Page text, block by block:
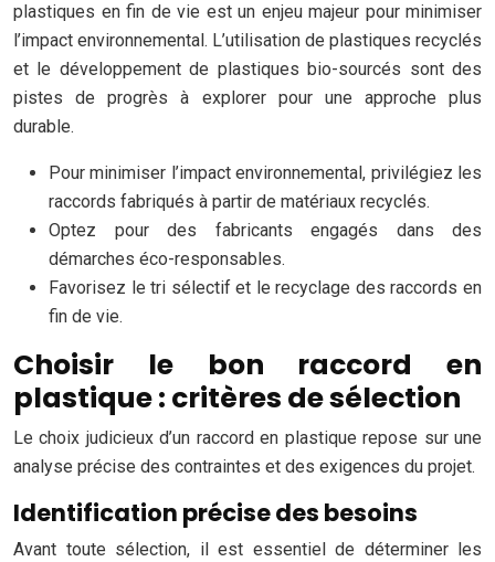
plastiques en fin de vie est un enjeu majeur pour minimiser
l’impact environnemental. L’utilisation de plastiques recyclés
et le développement de plastiques bio-sourcés sont des
pistes de progrès à explorer pour une approche plus
durable.
Pour minimiser l’impact environnemental, privilégiez les
raccords fabriqués à partir de matériaux recyclés.
Optez pour des fabricants engagés dans des
démarches éco-responsables.
Favorisez le tri sélectif et le recyclage des raccords en
fin de vie.
Choisir le bon raccord en
plastique : critères de sélection
Le choix judicieux d’un raccord en plastique repose sur une
analyse précise des contraintes et des exigences du projet.
Identification précise des besoins
Avant toute sélection, il est essentiel de déterminer les